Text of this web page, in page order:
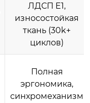
ЛДСП E1,
износостойкая
ткань (30k+
циклов)
Полная
эргономика,
синхромеханизм